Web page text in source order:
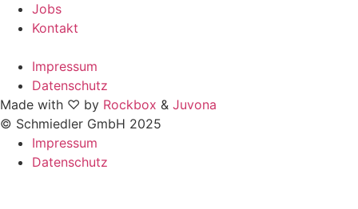
Jobs
Kontakt
Impressum
Datenschutz
Made with ♡ by Rockbox & Juvona
© Schmiedler GmbH 2025
Impressum
Datenschutz